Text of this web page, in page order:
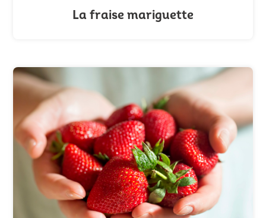
La fraise mariguette